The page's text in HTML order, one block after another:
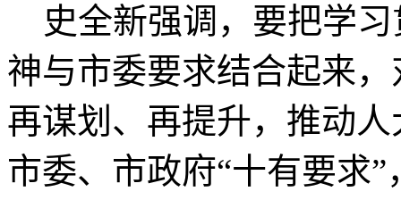
史全新强调，要把学习
神与市委要求结合起来
再谋划、再提升，推动
市委、市政府“十有要求